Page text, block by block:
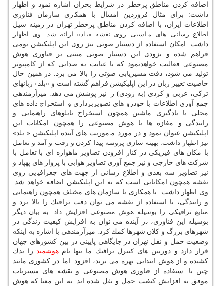
اضافه كردن مناطق پرخطر در شرایط بحران اشاره نمود و اظهار
داشت: برای مثال فروردین امسال با همكاری سازمان فناوری
اطلاعات ایران، با اضافه كردن مناطق پرخطر تهران در زمینه سیل
اطلاع رسانی های مناسبی روی نقشه «بلد» ارائه شد. وی اظهار
داشت: امكان استفاده از دستیار صوتی نیز روی این اپلیكیشن بومی
فراهم شده و بزودی این دستیار صوتی مبتنی بر فناوری هوش
مصنوعی فعالیت خواهدنمود كه با عنایت به صدایی كه از كامپیوتر
تولید می شود، دقت مسیریابی صوتی را بالا می برد. در همین حال
خاصیت تغییر زبان در این اپلیكیشن فراهم گشته است و «بلد» زبانهای
تركی، عربی و كردی (به زودی) را نیز پوشش می دهد. میرآرمندهی
جمع آوری اطلاعات با خودرو های تصویربرداری و استخراج داده های
محلی با یادگیری ماشین همچون استخراج تابلوهای راهنمایی و
رانندگی و مغازه ها با هوش مصنوعی را همچون امكانات این
اپلیكیشن عنوان نمود و در مورد ماموریت های آینده اپلیكیشن « بلد»
نیز اظهار داشت: بهینه سازی پروسه پیدا كردن و رفت و آمد و تعامل
با مكان های فیزیكی در كنار افزودن تصاویر ماهواره ای با تعامل با
شركت های خارجی و نیز جمع آوری تصاویر هوایی با پرواز های پهپاد و
نیز تصاویر سه بعدی و اطلاع رسانی از جهت های جغرافیایی روی
نقشه همچون امكاناتی است كه به این اپلیكیشن اضافه خواهد شد.
وی اظهار داشت: با همكاری با سازمان های مختلف همچون راهنمایی
و رانندگی، با استفاده از نقشه می توان دقت ترافیك را بالا برد و
منابع ترافیكی را بوسیله هوش مصنوعی افزایش داد. به بیان دیگر
بوسیله این فناوری، در آینده می توان به افزایش كیفیت زندگی در
شهرهای بزرگ و كلان شهرها كمك كرد. میرآرمندهی با اشاره به اینكه
وضعیت حمل و نقل تهران در جایگاهی پایینی در بین كشورهای جهان
قرار دارد و دوربین های كنترل ترافیك ما تنها نامهوشمند
را یدك
كشیده و از هوش ابتدایی بهره می برند، افزود: اما در كشوری مانند
چین با استفاده از فناوری هوش مصنوعی و نقشه های مسیریاب
موفق به افزایش كیفیت حمل و نقل شده اند. به این معنا كه هوش